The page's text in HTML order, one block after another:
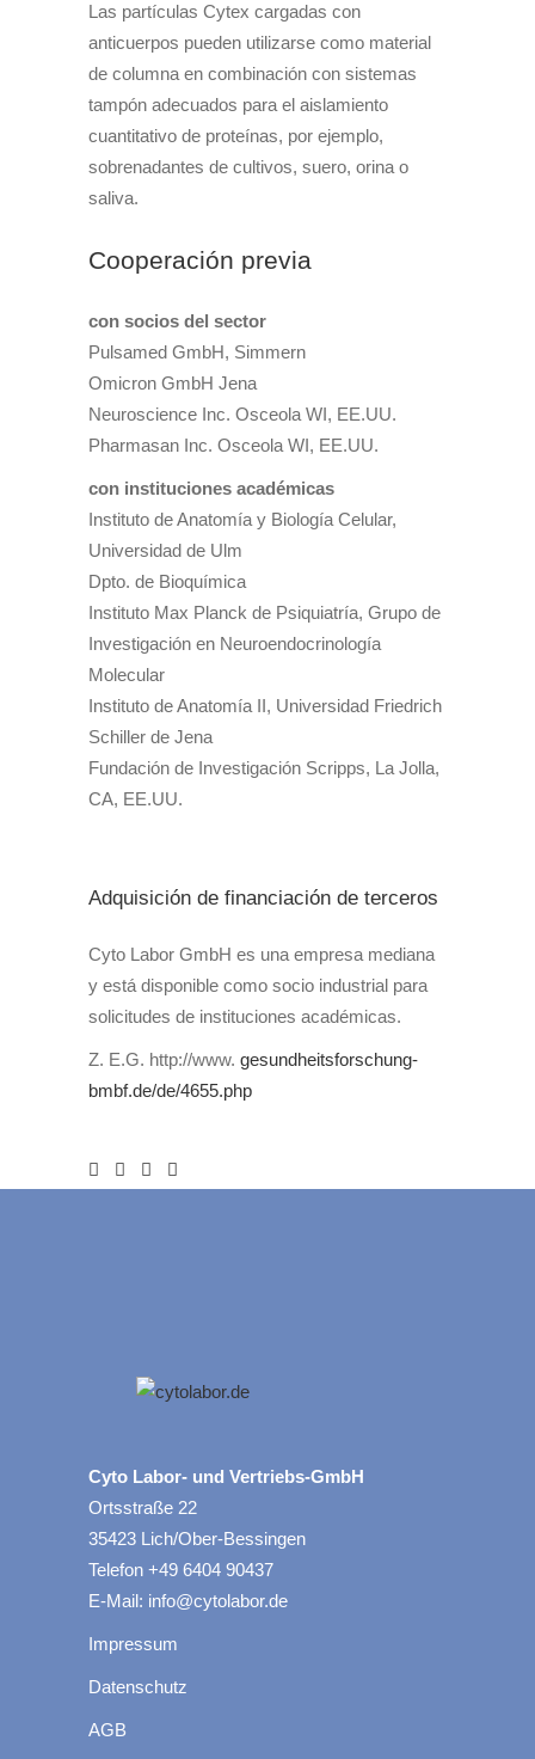
Las partículas Cytex cargadas con
anticuerpos pueden utilizarse como material
de columna en combinación con sistemas
tampón adecuados para el aislamiento
cuantitativo de proteínas, por ejemplo,
sobrenadantes de cultivos, suero, orina o
saliva.
Cooperación previa
con socios del sector
Pulsamed GmbH, Simmern
Omicron GmbH Jena
Neuroscience Inc. Osceola WI, EE.UU.
Pharmasan Inc. Osceola WI, EE.UU.
con instituciones académicas
Instituto de Anatomía y Biología Celular,
Universidad de Ulm
Dpto. de Bioquímica
Instituto Max Planck de Psiquiatría, Grupo de
Investigación en Neuroendocrinología
Molecular
Instituto de Anatomía II, Universidad Friedrich
Schiller de Jena
Fundación de Investigación Scripps, La Jolla,
CA, EE.UU.
Adquisición de financiación de terceros
Cyto Labor GmbH es una empresa mediana
y está disponible como socio industrial para
solicitudes de instituciones académicas.
Z. E.G. http://www. gesundheitsforschung-
bmbf.de/de/4655.php
Cyto Labor- und Vertriebs-GmbH
Ortsstraße 22
35423 Lich/Ober-Bessingen
Telefon +49 6404 90437
E-Mail: info@cytolabor.de
Impressum
Datenschutz
AGB